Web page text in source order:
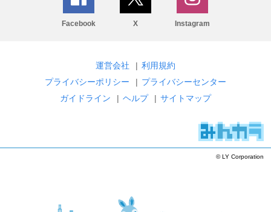
Facebook X Instagram
運営会社 | 利用規約
プライバシーポリシー
| プライバシーセンター
ガイドライン
| ヘルプ | サイトマップ
© LY Corporation